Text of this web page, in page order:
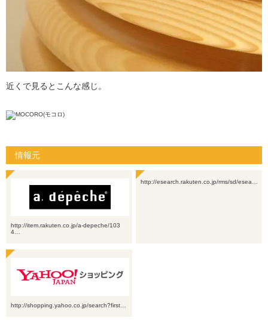
近くで見るとこんな感じ。
情報元
http://item.rakuten.co.jp/a-depeche/103
4…
http://esearch.rakuten.co.jp/rms/sd/esea…
http://shopping.yahoo.co.jp/search?first…